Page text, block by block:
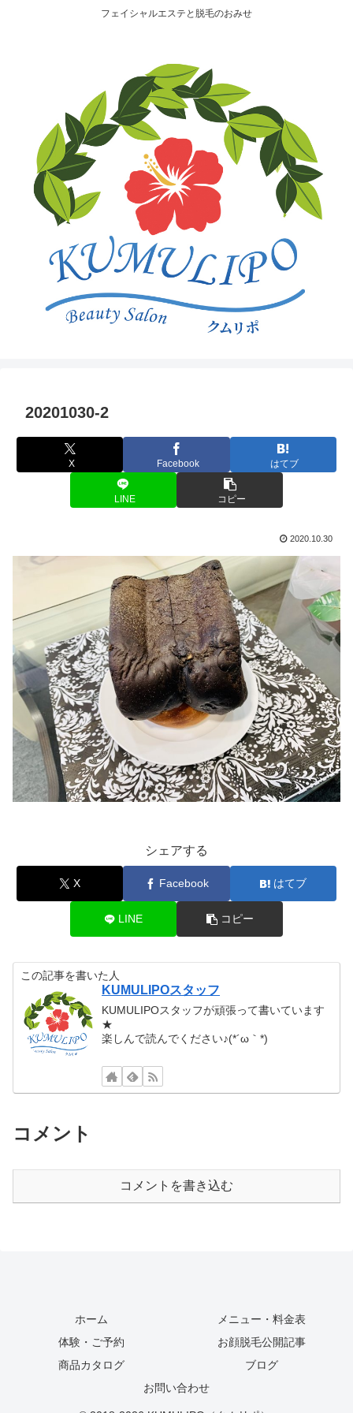
フェイシャルエステと脱毛のおみせ
20201030-2
X Facebook はてブ
LINE コピー
2020.10.30
シェアする
X Facebook はてブ
LINE コピー
この記事を書いた人
KUMULIPOスタッフ
KUMULIPOスタッフが頑張って書いています
★
楽しんで読んでください♪(*´ω｀*)
コメント
コメントを書き込む
ホーム
メニュー・料金表
体験・ご予約
お顔脱毛公開記事
商品カタログ
ブログ
お問い合わせ